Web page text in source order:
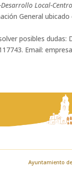
Local-
General
posibles dudas:
Email:
Ayuntamiento